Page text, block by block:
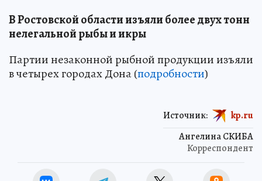
В Ростовской области изъяли более двух тонн
нелегальной рыбы и икры
Партии незаконной рыбной продукции изъяли
в четырех городах Дона (подробности)
Ангелина СКИБА
Корреспондент
Источник: kp.ru